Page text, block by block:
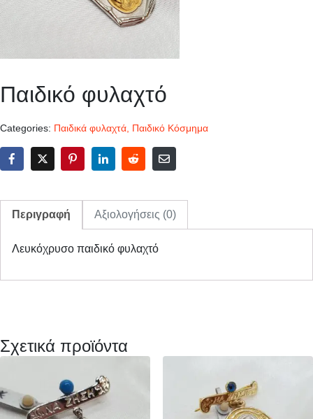
Παιδικό φυλαχτό
Categories: Παιδικά φυλαχτά Παιδικό Κόσμημα
Περιγραφή Αξιολογήσεις (0)
Λευκόχρυσο παιδικό φυλαχτό
Σχετικά προϊόντα